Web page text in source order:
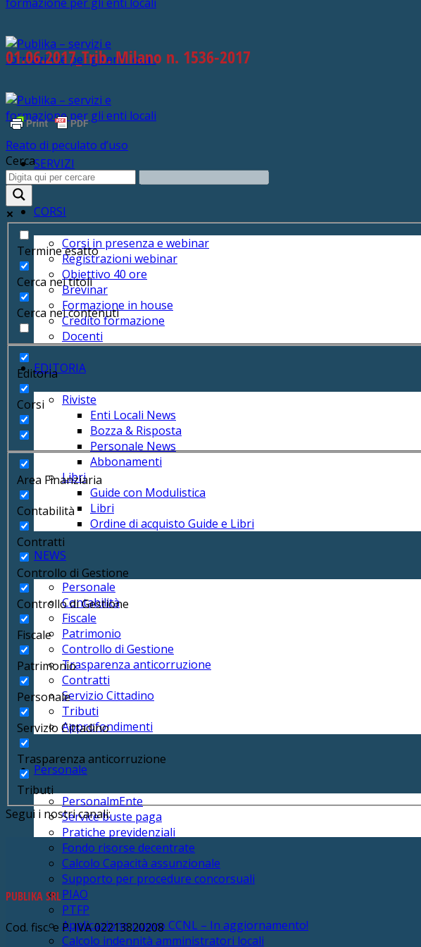
SERVIZI
CORSI
Corsi in presenza e webinar
Registrazioni webinar
Obiettivo 40 ore
Brevinar
Formazione in house
Credito formazione
Docenti
EDITORIA
Riviste
Enti Locali News
Bozza & Risposta
Personale News
Abbonamenti
Libri
Guide con Modulistica
Libri
Ordine di acquisto Guide e Libri
NEWS
Personale
Contabilità
Fiscale
Patrimonio
Controllo di Gestione
Trasparenza anticorruzione
Contratti
Servizio Cittadino
Tributi
Approfondimenti
Personale
PersonalmEnte
Service buste paga
Pratiche previdenziali
Fondo risorse decentrate
Calcolo Capacità assunzionale
Supporto per procedure concorsuali
PIAO
PTFP
Applicazione nuovo CCNL – In aggiornamento!
Calcolo indennità amministratori locali
01.06.2017_Trib. Milano n. 1536-2017
Reato di peculato d’uso
Cerca
Termine esatto
Cerca nei titoli
Cerca nei contenuti
Editoria
Corsi
Area Finanziaria
Contabilità
Contratti
Controllo di Gestione
Controllo di Gestione
Fiscale
Patrimonio
Personale
Servizio Cittadino
Trasparenza anticorruzione
Tributi
Segui i nostri canali:
PUBLIKA SRL
Cod. fisc. e P. IVA 02213820208